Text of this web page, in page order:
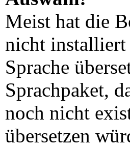
Meist hat die
nicht installiert
Sprache
Sprachpaket,
noch nicht
übersetzen